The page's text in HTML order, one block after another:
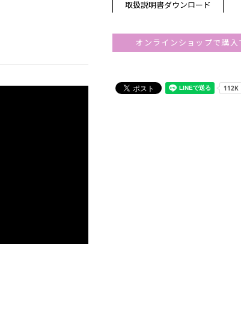
取扱説明書ダウンロード
オンラインショップで購入